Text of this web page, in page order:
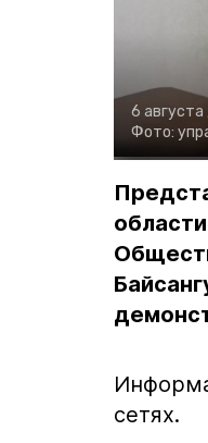
6 августа
Фото:
сетях.